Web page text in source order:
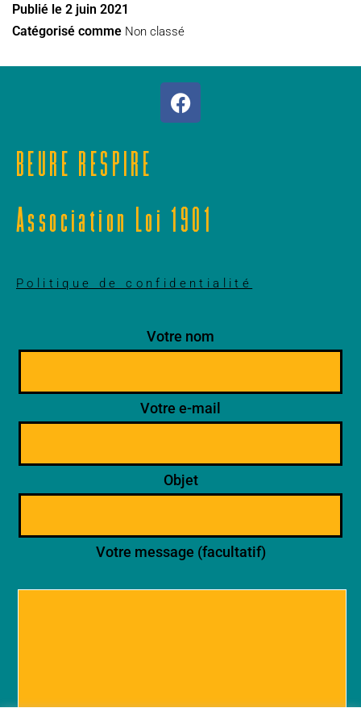
Publié le 2 juin 2021
Catégorisé comme Non classé
BEURE RESPIRE
Association Loi 1901
Politique de confidentialité
Votre nom
Votre e-mail
Objet
Votre message (facultatif)